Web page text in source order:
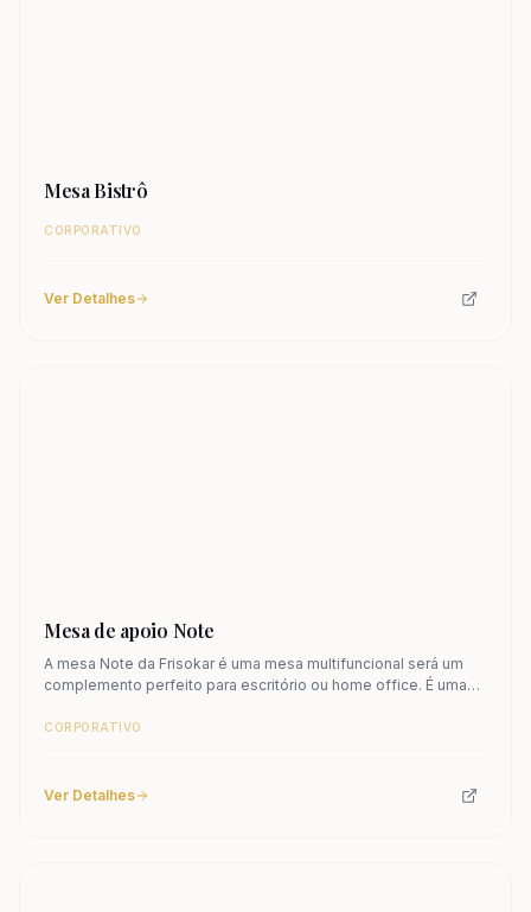
Mesa Bistrô
CORPORATIVO
Ver Detalhes
Mesa de apoio Note
A mesa Note da Frisokar é uma mesa multifuncional será um
complemento perfeito para escritório ou home office. É uma
CORPORATIVO
Ver Detalhes